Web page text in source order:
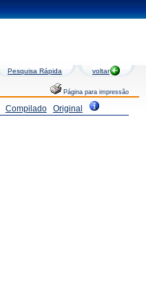
Pesquisa Rápida voltar
Página para impressão
Compilado Original